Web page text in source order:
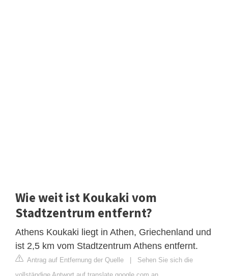
Wie weit ist Koukaki vom
Stadtzentrum entfernt?
Athens Koukaki liegt in Athen, Griechenland und
ist 2,5 km vom Stadtzentrum Athens entfernt.
Antrag auf Entfernung der Quelle | Sehen Sie sich die